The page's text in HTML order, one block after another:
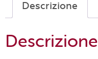
alloro
quantità
Descrizione
Descrizione